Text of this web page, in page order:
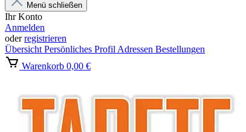
Menü schließen
Ihr Konto
Anmelden
oderregistrieren
Übersicht Persönliches Profil Adressen Bestellungen
Warenkorb 0,00 €